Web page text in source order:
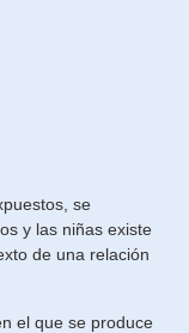
se
y las niñas existe
de una relación
el que se produce